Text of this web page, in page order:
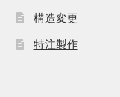
構造変更
特注製作